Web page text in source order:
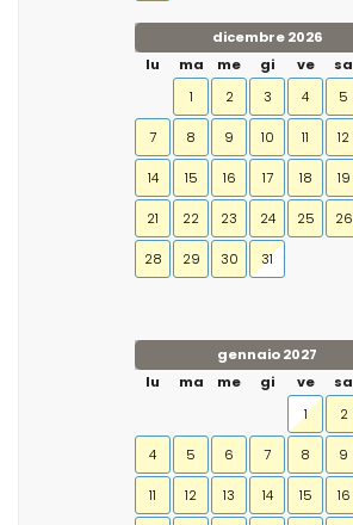
dicembre 2026
lu
ma me gi ve sa
1
2 3 4 5
7 8 9 10 11 12
14 15 16 17 18 19
21 22 23 24 25 26
28 29 30 31
gennaio 2027
lu
ma me gi ve sa
1
2
4 5 6 7 8 9
11 12 13 14 15 16